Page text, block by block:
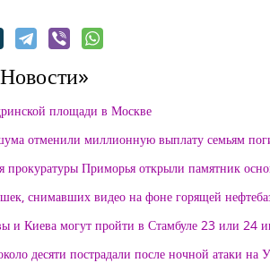
площади в Москве
отменили миллионную выплату семьям
прокуратуры Приморья открыли памятник
снимавших видео на фоне горящей
и Киева могут пройти в Стамбуле 23 или 24
десяти пострадали после ночной атаки на